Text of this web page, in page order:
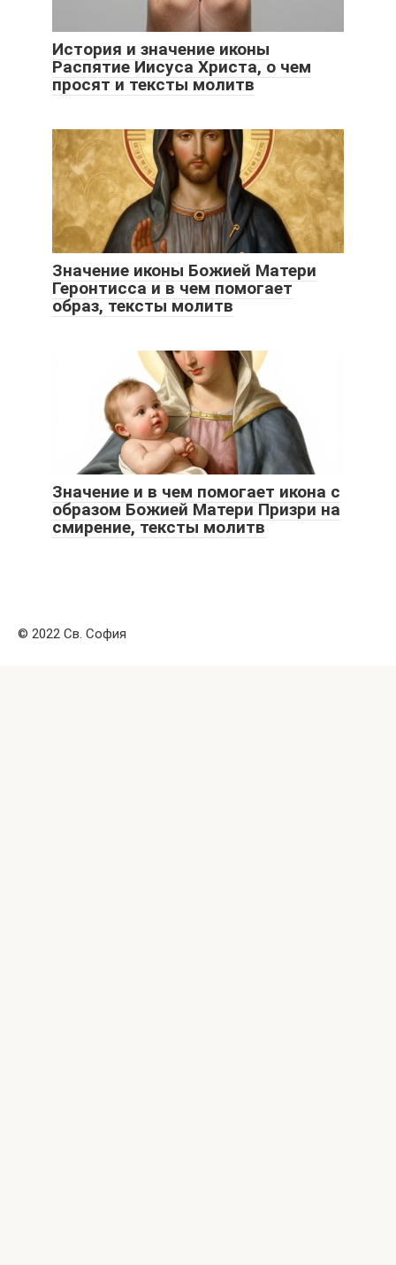
История и значение иконы
Распятие Иисуса Христа, о чем
просят и тексты молитв
Значение иконы Божией Матери
Геронтисса и в чем помогает
образ, тексты молитв
Значение и в чем помогает икона с
образом Божией Матери Призри на
смирение, тексты молитв
© 2022 Св. София